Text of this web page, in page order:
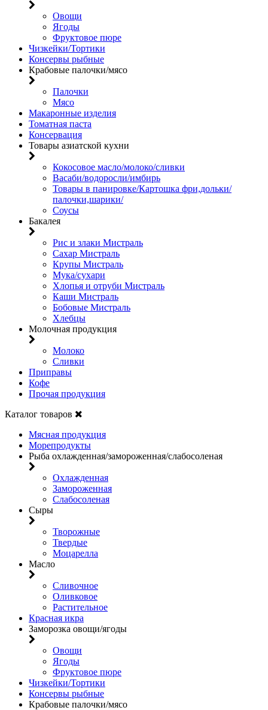
Овощи
Ягоды
Фруктовое пюре
Чизкейки/Тортики
Консервы рыбные
Крабовые палочки/мясо
Палочки
Мясо
Макаронные изделия
Томатная паста
Консервация
Товары азиатской кухни
Кокосовое масло/молоко/сливки
Васаби/водоросли/имбирь
Товары в панировке/Картошка фри,дольки/
палочки,шарики/
Соусы
Бакалея
Рис и злаки Мистраль
Сахар Мистраль
Крупы Мистраль
Мука/сухари
Хлопья и отруби Мистраль
Каши Мистраль
Бобовые Мистраль
Хлебцы
Молочная продукция
Молоко
Сливки
Приправы
Кофе
Прочая продукция
Каталог товаров
Мясная продукция
Морепродукты
Рыба охлажденная/замороженная/слабосоленая
Охлажденная
Замороженная
Слабосоленая
Сыры
Творожные
Твердые
Моцарелла
Масло
Сливочное
Оливковое
Растительное
Красная икра
Заморозка овощи/ягоды
Овощи
Ягоды
Фруктовое пюре
Чизкейки/Тортики
Консервы рыбные
Крабовые палочки/мясо